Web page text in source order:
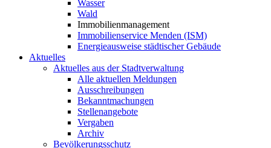
Wasser
Wald
Immobilienmanagement
Immobilienservice Menden (ISM)
Energieausweise städtischer Gebäude
Aktuelles
Aktuelles aus der Stadtverwaltung
Alle aktuellen Meldungen
Ausschreibungen
Bekanntmachungen
Stellenangebote
Vergaben
Archiv
Bevölkerungsschutz